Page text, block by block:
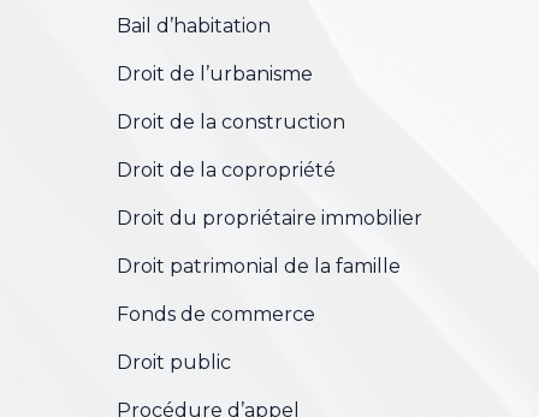
Bail d’habitation
Droit de l’urbanisme
Droit de la construction
Droit de la copropriété
Droit du propriétaire immobilier
Droit patrimonial de la famille
Fonds de commerce
Droit public
Procédure d’appel